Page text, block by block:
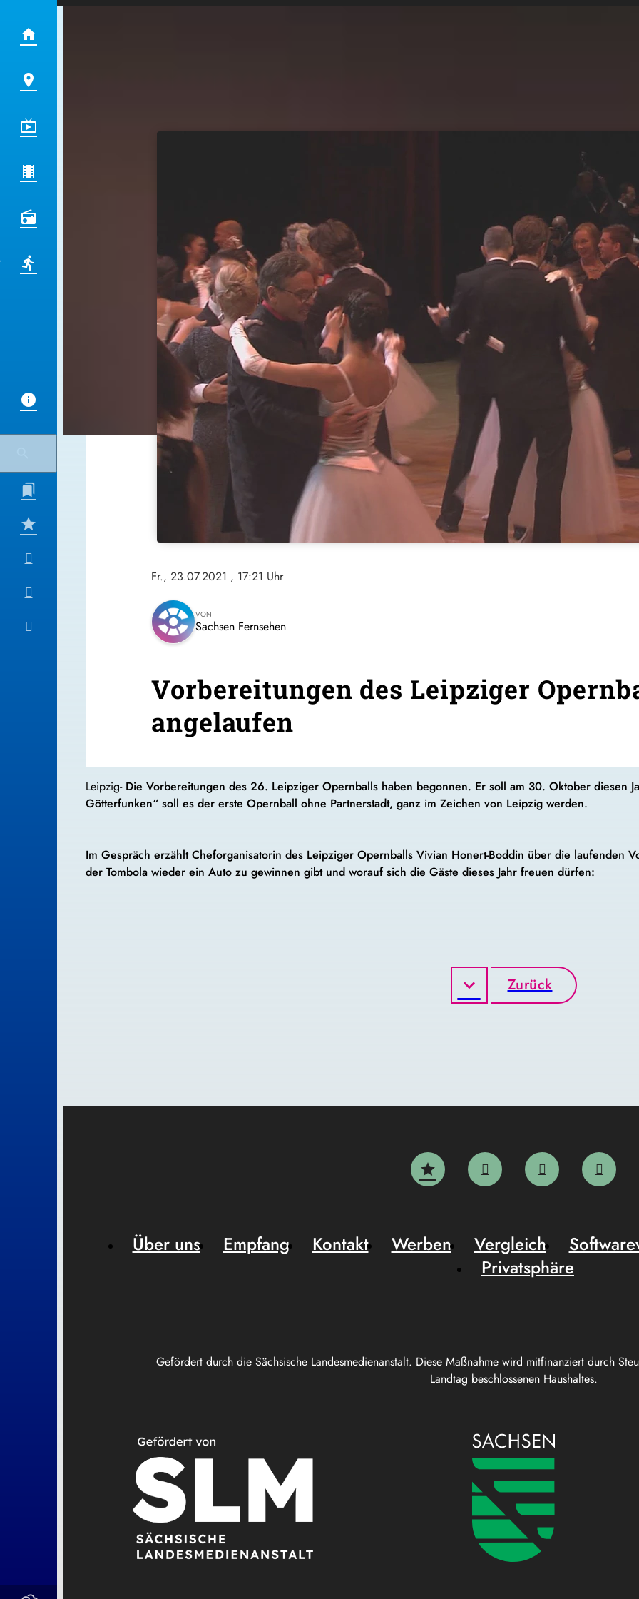
Fr., 23.07.2021 , 17:21 Uhr
VON
Sachsen Fernsehen
Vorbereitungen des Leipziger
angelaufen
Leipzig- Die Vorbereitungen des 26. Leipziger Opernballs haben begonnen. Er soll am 30. Oktober diesen
Götterfunken“ soll es der erste Opernball ohne Partnerstadt, ganz im Zeichen von Leipzig werden.
Im Gespräch erzählt Cheforganisatorin des Leipziger Opernballs Vivian Honert-Boddin über die laufenden
der Tombola wieder ein Auto zu gewinnen gibt und worauf sich die Gäste dieses Jahr freuen dürfen:
Zurück
Gefördert durch die Sächsische Landesmedienanstalt. Diese Maßnahme wird mitfinanziert durch
Landtag beschlossenen Haushaltes.
Über uns Empfang Kontakt Werben Vergleich
Privatsphäre